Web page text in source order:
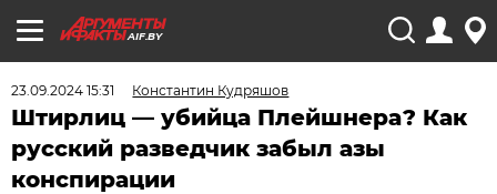
AIF.BY
23.09.2024 15:31 Константин Кудряшов
Штирлиц — убийца Плейшнера? Как
русский разведчик забыл азы
конспирации